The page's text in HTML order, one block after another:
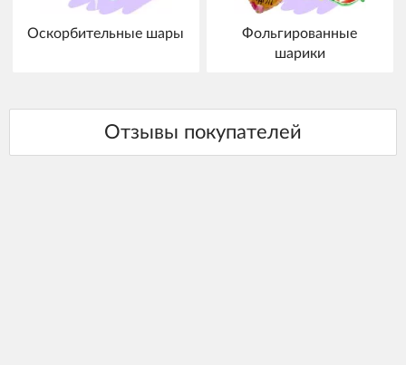
Оскорбительные шары
Фольгированные
шарики